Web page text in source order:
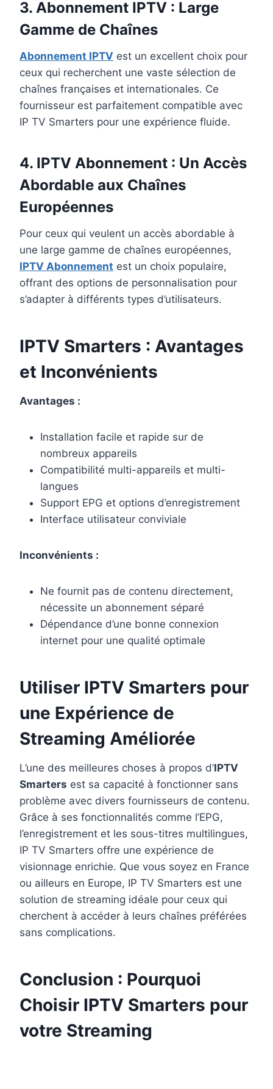
3. Abonnement IPTV : Large
Gamme de Chaînes
Abonnement IPTV est un excellent choix pour
ceux qui recherchent une vaste sélection de
chaînes françaises et internationales. Ce
fournisseur est parfaitement compatible avec
IP TV Smarters pour une expérience fluide.
4. IPTV Abonnement : Un Accès
Abordable aux Chaînes
Européennes
Pour ceux qui veulent un accès abordable à
une large gamme de chaînes européennes,
IPTV Abonnement est un choix populaire,
offrant des options de personnalisation pour
s’adapter à différents types d’utilisateurs.
IPTV Smarters : Avantages
et Inconvénients
Avantages :
Installation facile et rapide sur de
nombreux appareils
Compatibilité multi-appareils et multi-
langues
Support EPG et options d’enregistrement
Interface utilisateur conviviale
Inconvénients :
Ne fournit pas de contenu directement,
nécessite un abonnement séparé
Dépendance d’une bonne connexion
internet pour une qualité optimale
Utiliser IPTV Smarters pour
une Expérience de
Streaming Améliorée
L’une des meilleures choses à propos d’IPTV
Smarters est sa capacité à fonctionner sans
problème avec divers fournisseurs de contenu.
Grâce à ses fonctionnalités comme l’EPG,
l’enregistrement et les sous-titres multilingues,
IP TV Smarters offre une expérience de
visionnage enrichie. Que vous soyez en France
ou ailleurs en Europe, IP TV Smarters est une
solution de streaming idéale pour ceux qui
cherchent à accéder à leurs chaînes préférées
sans complications.
Conclusion : Pourquoi
Choisir IPTV Smarters pour
votre Streaming